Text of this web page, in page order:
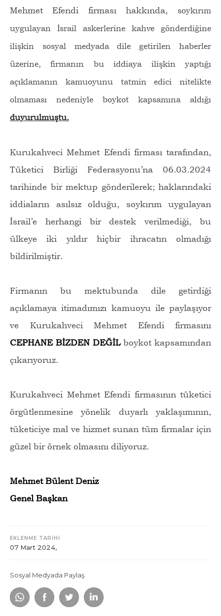
Mehmet Efendi firması hakkında, soykırım
uygulayan İsrail askerlerine kahve gönderdiğine
ilişkin sosyal medyada dile getirilen haberler
üzerine, firmanın bu iddiaya ilişkin yaptığı
açıklamanın kamuoyunu tatmin edici nitelikte
olmaması nedeniyle boykot kapsamına aldığı
duyurulmuştu.
Kurukahveci Mehmet Efendi firması tarafından,
Tüketici Birliği Federasyonu’na 06.03.2024
tarihinde bir mektup gönderilerek; haklarındaki
iddiaların asılsız olduğu, soykırım uygulayan
İsrail’e herhangi bir destek verilmediği, bu
ülkeye iki yıldır hiçbir ihracatın olmadığı
bildirilmiştir.
Firmanın bu mektubunda dile getirdiği
açıklamaya itimadımızı kamuoyu ile paylaşıyor
ve Kurukahveci Mehmet Efendi firmasını
CEPHANE BİZDEN DEĞİL boykot kapsamından
çıkarıyoruz.
Kurukahveci Mehmet Efendi firmasının tüketici
örgütlenmesine yönelik duyarlı yaklaşımının,
tüketiciye mal ve hizmet sunan tüm firmalar için
güzel bir örnek olmasını diliyoruz.
Mehmet Bülent Deniz
Genel Başkan
EKLENME TARİHİ
07 Mart 2024,
Sosyal Medyada Paylaş